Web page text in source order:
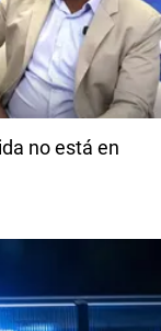
no está en